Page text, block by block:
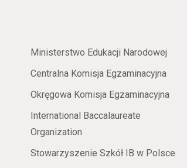
Ministerstwo Edukacji Narodowej
Centralna Komisja Egzaminacyjna
Okręgowa Komisja Egzaminacyjna
International Baccalaureate
Organization
Stowarzyszenie Szkół IB w Polsce